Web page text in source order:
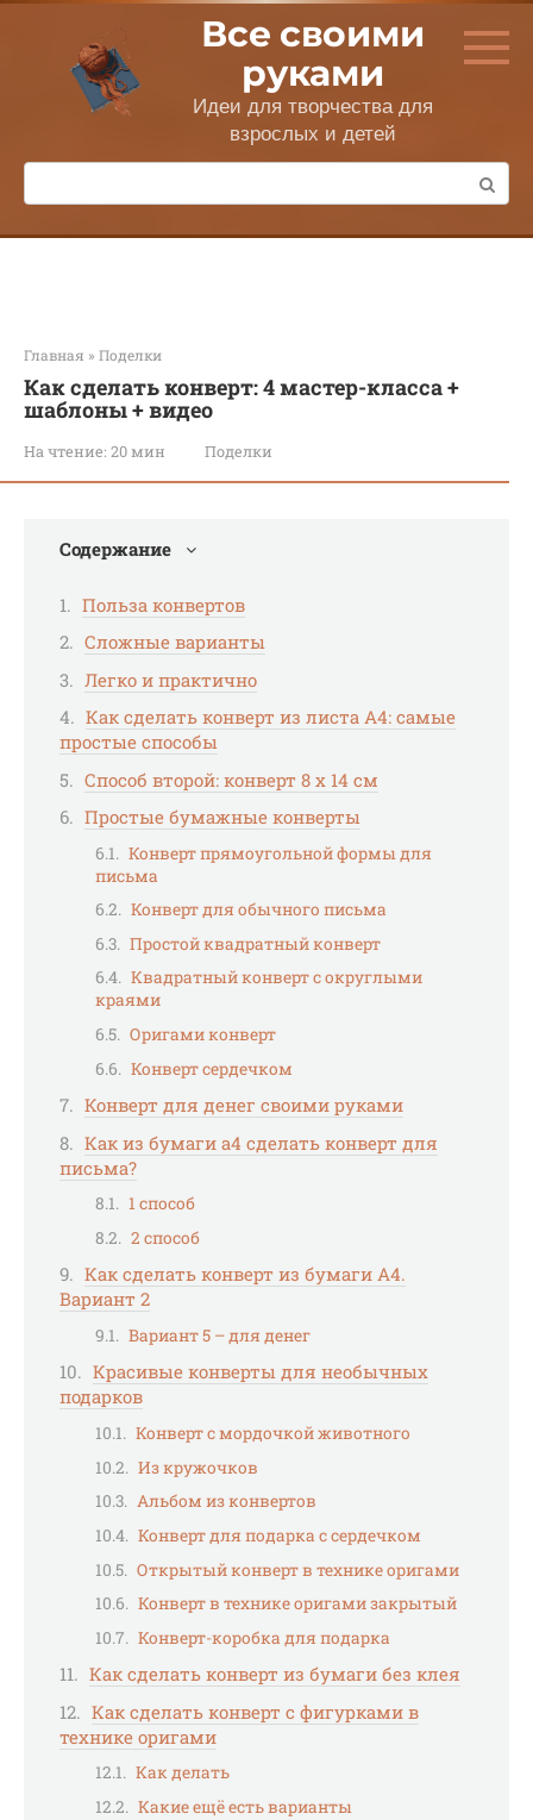
Перейти
контенту
Все своими
руками
Идеи для творчества для
взрослых и детей
Поиск:
Главная » Поделки
Как сделать конверт: 4 мастер-класса +
шаблоны + видео
На чтение: 20 мин Поделки
Содержание
Польза конвертов
Сложные варианты
Легко и практично
Как сделать конверт из листа А4: самые
простые способы
Способ второй: конверт 8 х 14 см
Простые бумажные конверты
Конверт прямоугольной формы для
письма
Конверт для обычного письма
Простой квадратный конверт
Квадратный конверт с округлыми
краями
Оригами конверт
Конверт сердечком
Конверт для денег своими руками
Как из бумаги а4 сделать конверт для
письма?
1 способ
2 способ
Как сделать конверт из бумаги А4.
Вариант 2
Вариант 5 – для денег
Красивые конверты для необычных
подарков
Конверт с мордочкой животного
Из кружочков
Альбом из конвертов
Конверт для подарка с сердечком
Открытый конверт в технике оригами
Конверт в технике оригами закрытый
Конверт-коробка для подарка
Как сделать конверт из бумаги без клея
Как сделать конверт с фигурками в
технике оригами
Как делать
Какие ещё есть варианты